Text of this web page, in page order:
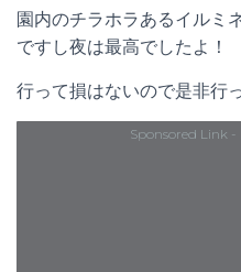
園内のチラホラあるイルミ
ですし夜は最高でしたよ！
行って損はないので是非行
Sponsored Link -